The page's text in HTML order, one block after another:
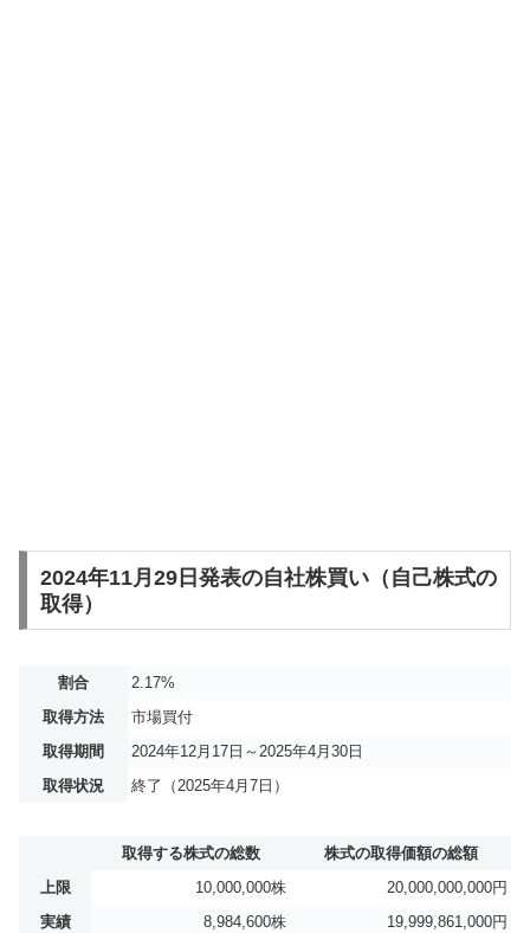
2024年11月29日発表の自社株買い（自己株式の
取得）
割合
2.17%
取得方法
市場買付
取得期間
2024年12月17日～2025年4月30日
取得状況
終了（2025年4月7日）
取得する株式の総数
株式の取得価額の総額
上限
10,000,000株
20,000,000,000円
実績
8,984,600株
19,999,861,000円